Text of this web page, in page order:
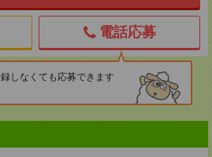
電話応募
しなくても応募できます